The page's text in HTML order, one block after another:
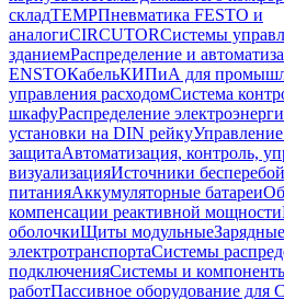
складTEMPПневматика FESTO и
аналогиCIRCUTORСистемы
зданиемРаспределение и
ENSTOКабельКИПиА для
управления расходомСистема
шкафуРаспределение
установки на DIN рейку
защитаАвтоматизация, контроль,
визуализацияИсточники
питанияАккумуляторные батареи
компенсации реактивной мощности
оболочкиЩиты модульные
электротранспортаСистемы
подключенияСистемы и
работПассивное оборудование для